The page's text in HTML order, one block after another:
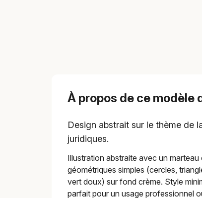
À propos de ce modèle
Design abstrait sur le thème de
juridiques.
Illustration abstraite avec un
géométriques simples (cercles,
vert doux) sur fond crème. Style
parfait pour un usage professionnel